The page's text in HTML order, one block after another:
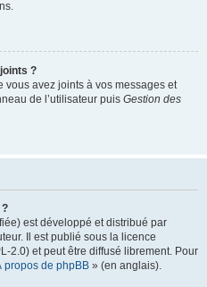
?
vous avez joints à vos messages et
de l’utilisateur puis Gestion des
est développé et distribué par
Il est publié sous la licence
2.0) et peut être diffusé librement. Pour
propos de phpBB » (en anglais).